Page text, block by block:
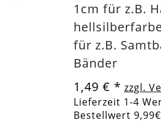
1cm für z.B.
für z.B.
Bänder
1,49 € * zzgl.
Lieferzeit 1-4
Bestellwert